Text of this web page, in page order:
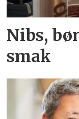
Nibs,
smak